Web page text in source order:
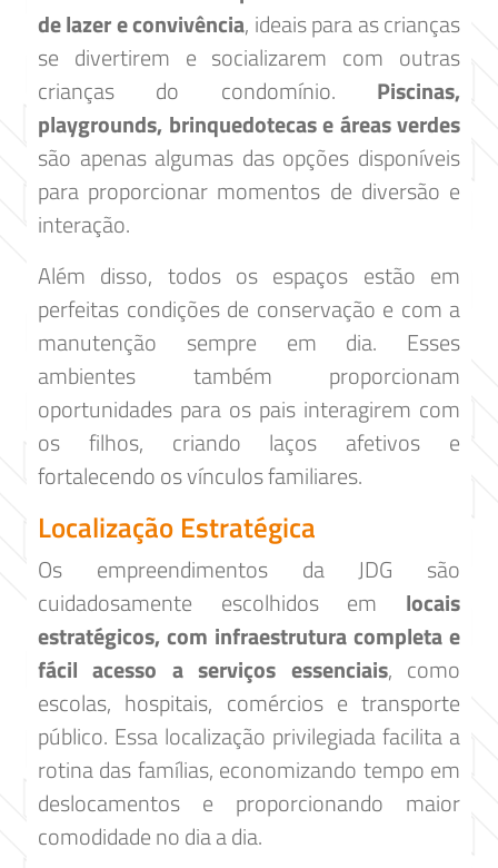
de lazer e convivência, ideais para as crianças
se divertirem e socializarem com outras
crianças do condomínio. Piscinas,
playgrounds, brinquedotecas e áreas verdes
são apenas algumas das opções disponíveis
para proporcionar momentos de diversão e
interação.
Além disso, todos os espaços estão em
perfeitas condições de conservação e com a
manutenção sempre em dia. Esses
ambientes também proporcionam
oportunidades para os pais interagirem com
os filhos, criando laços afetivos e
fortalecendo os vínculos familiares.
Localização Estratégica
Os empreendimentos da JDG são
cuidadosamente escolhidos em locais
estratégicos, com infraestrutura completa e
fácil acesso a serviços essenciais, como
escolas, hospitais, comércios e transporte
público. Essa localização privilegiada facilita a
rotina das famílias, economizando tempo em
deslocamentos e proporcionando maior
comodidade no dia a dia.